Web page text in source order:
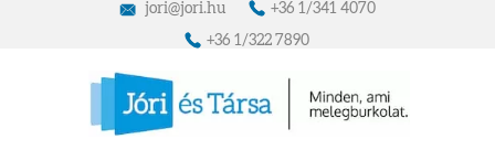
jori@jori.hu +36 1/341 4070
+36 1/322 7890